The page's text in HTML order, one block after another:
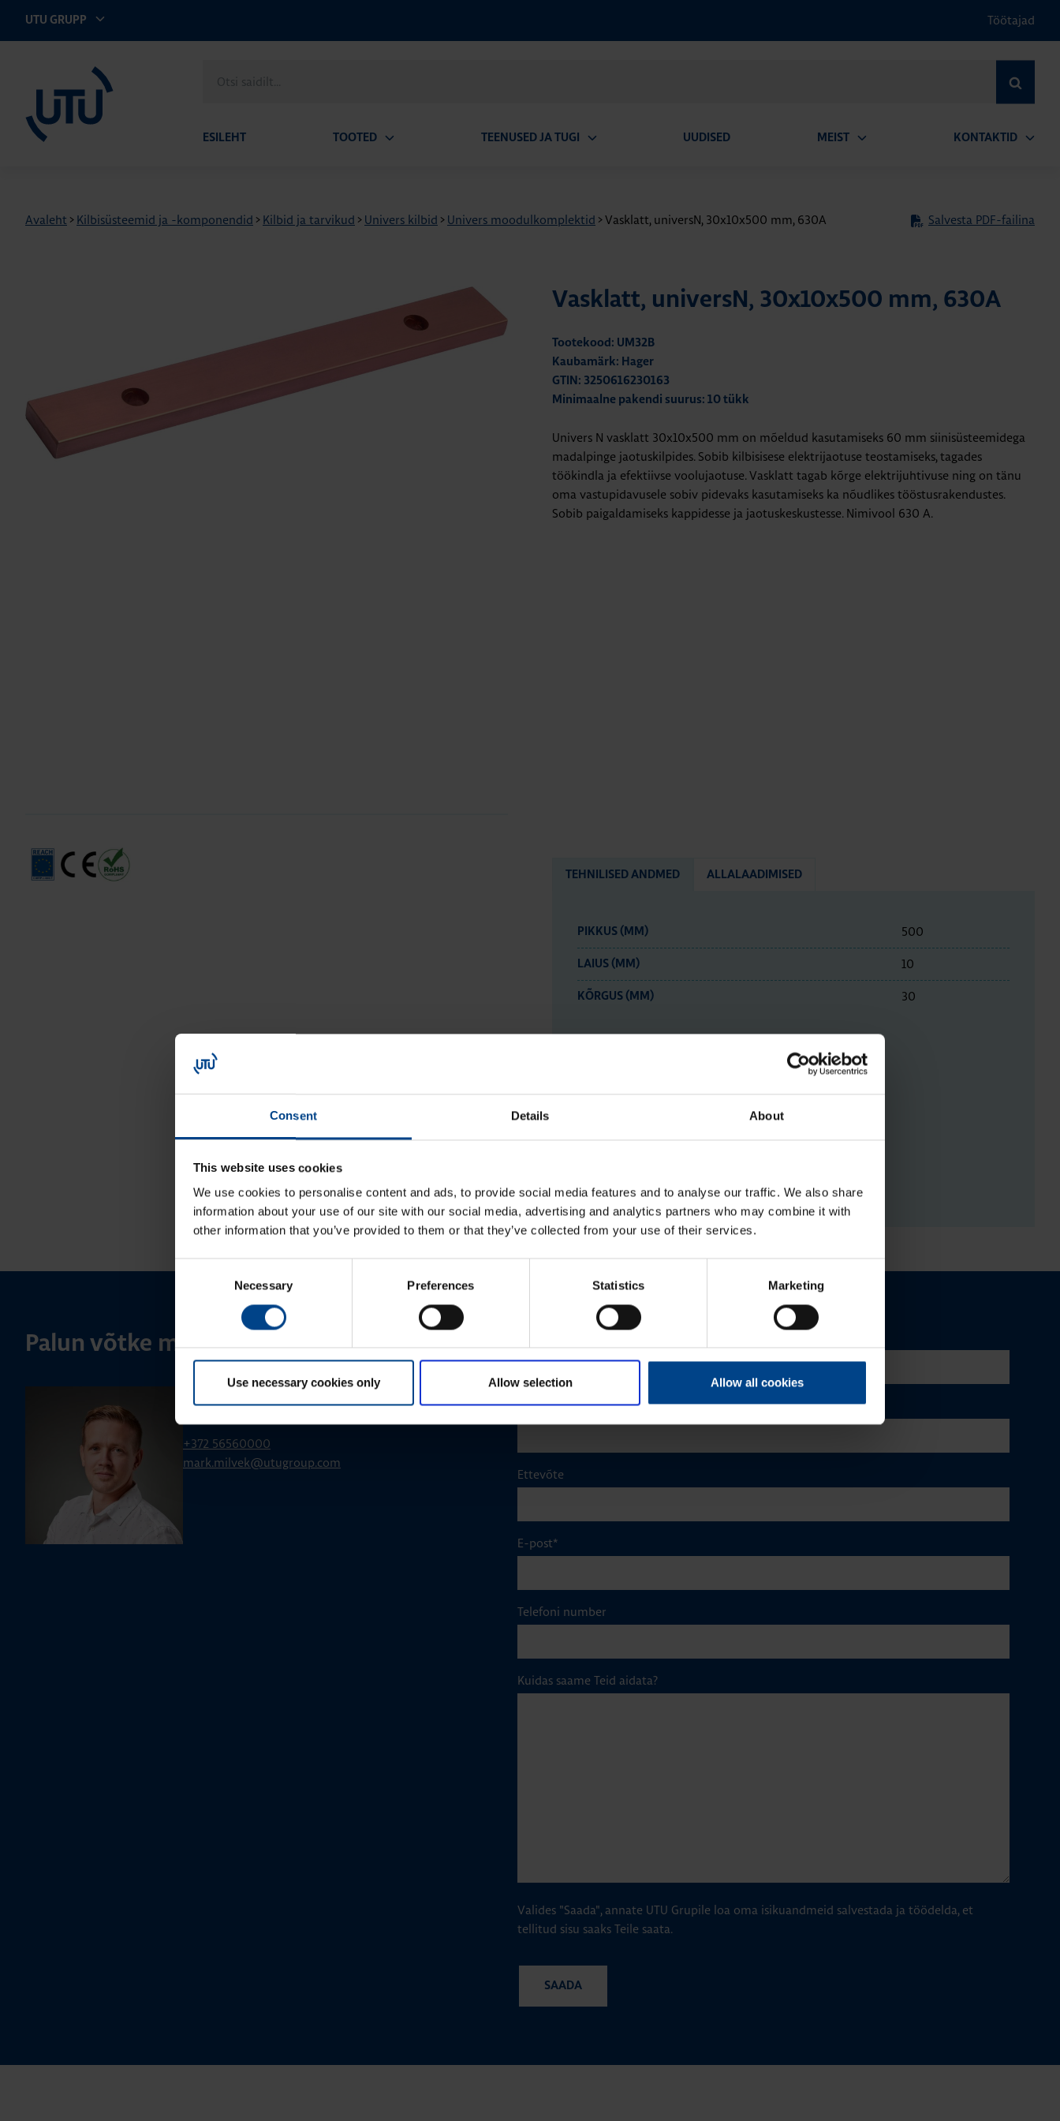
Consent Details About
This website uses cookies
We use cookies to personalise content and ads, to provide social media features and to analyse our traffic. We also share
information about your use of our site with our social media, advertising and analytics partners who may combine it with
other information that you’ve provided to them or that they’ve collected from your use of their services.
Necessary Preferences Statistics Marketing
Use necessary cookies only Allow selection Allow all cookies
UTU GRUPP Töötajad
saidilt
ESILEHT TOOTED TEENUSED JA TUGI UUDISED MEIST KONTAKTID
Avaleht > Kilbisüsteemid ja -komponendid > Kilbid ja tarvikud > Univers kilbid > Univers moodulkomplektid >Vasklatt, universN, 30x10x500 mm, 630A Salvesta PDF-failina
Vasklatt, universN, 30x10x500 mm, 630A
Tootekood: UM32B
Kaubamärk: Hager
GTIN: 3250616230163
Minimaalne pakendi suurus: 10 tükk
Univers N vasklatt 30x10x500 mm on mõeldud kasutamiseks 60 mm siinisüsteemidega
madalpinge jaotuskilpides. Sobib kilbisisese elektrijaotuse teostamiseks, tagades
töökindla ja efektiivse voolujaotuse. Vasklatt tagab kõrge elektrijuhtivuse ning on tänu
oma vastupidavusele sobiv pidevaks kasutamiseks ka nõudlikes tööstusrakendustes.
Sobib paigaldamiseks kappidesse ja jaotuskeskustesse. Nimivool 630 A.
TEHNILISED ANDMED ALLALAADIMISED
PIKKUS (MM) 500
LAIUS (MM) 10
KÕRGUS (MM) 30
Palun võtke meiega ühendust
+372 56560000
mark.milvek@utugroup.com
Perekonnanimi*
Ettevõte
E-post*
Telefoni number
Kuidas saame Teid aidata?
Valides "Saada", annate UTU Grupile loa oma isikuandmeid salvestada ja töödelda, et
tellitud sisu saaks Teile saata.